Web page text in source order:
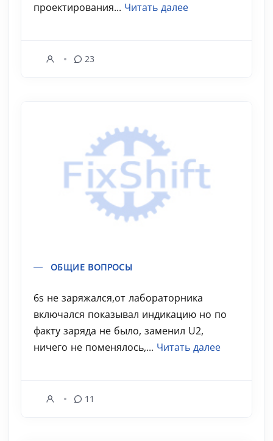
проектирования... Читать далее
23
ОБЩИЕ ВОПРОСЫ
6s не заряжался,от лабораторника
включался показывал индикацию но по
факту заряда не было, заменил U2,
ничего не поменялось,... Читать далее
11